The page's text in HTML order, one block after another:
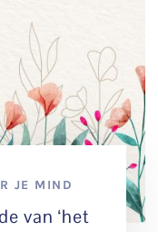
JE MIND
van ‘het